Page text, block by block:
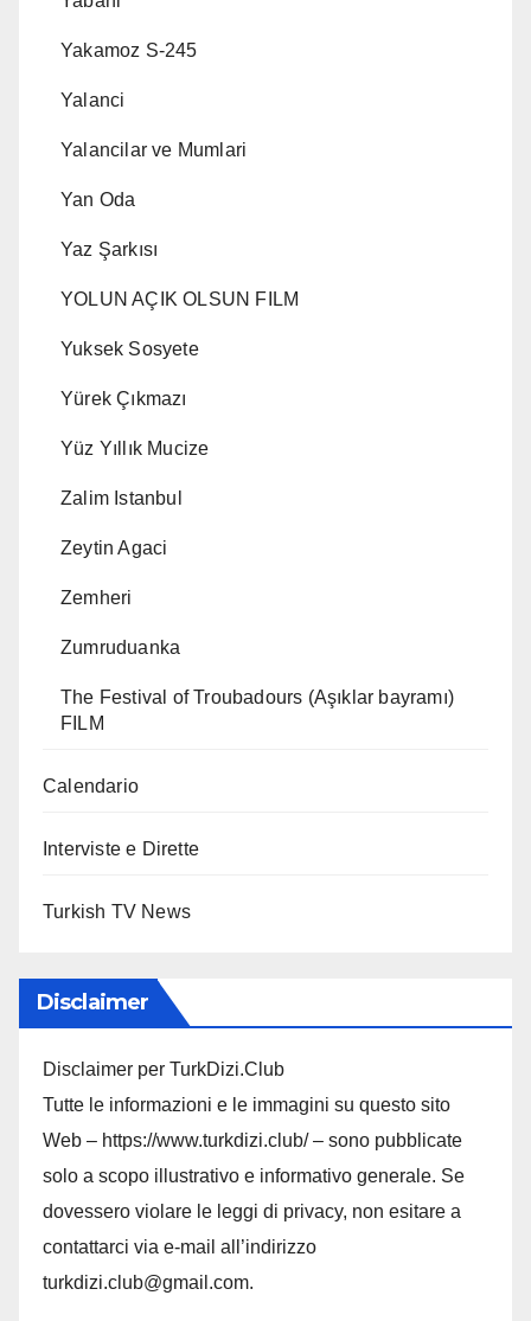
Yakamoz S-245
Yalanci
Yalancilar ve Mumlari
Yan Oda
Yaz Şarkısı
YOLUN AÇIK OLSUN FILM
Yuksek Sosyete
Yürek Çıkmazı
Yüz Yıllık Mucize
Zalim Istanbul
Zeytin Agaci
Zemheri
Zumruduanka
The Festival of Troubadours (Aşıklar bayramı)
FILM
Calendario
Interviste e Dirette
Turkish TV News
Disclaimer
Disclaimer per TurkDizi.Club
Tutte le informazioni e le immagini su questo sito
Web – https://www.turkdizi.club/ – sono pubblicate
solo a scopo illustrativo e informativo generale. Se
dovessero violare le leggi di privacy, non esitare a
contattarci via e-mail all’indirizzo
turkdizi.club@gmail.com.